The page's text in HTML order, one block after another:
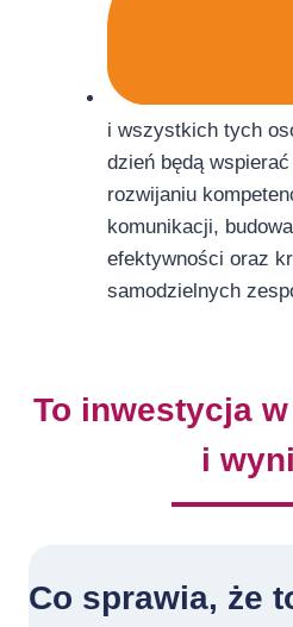
i wszystkich tych
dzień będą wspierać
rozwijaniu
komunikacji,
efektywności oraz
samodzielnych
To inwestycja
i
Co sprawia, że